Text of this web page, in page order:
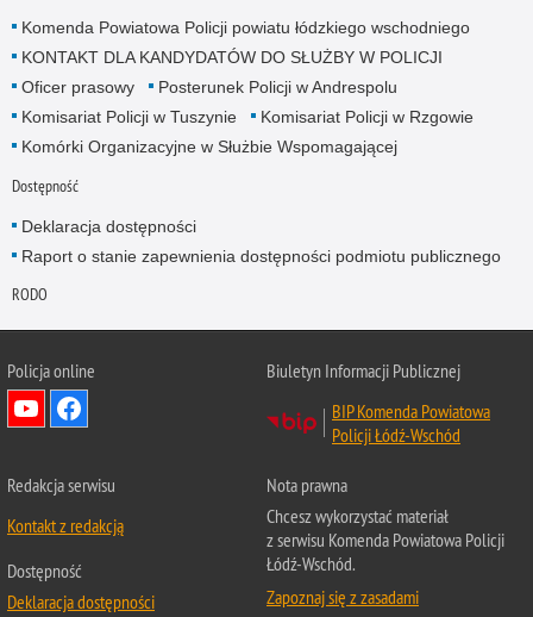
Komenda Powiatowa Policji powiatu łódzkiego wschodniego
KONTAKT DLA KANDYDATÓW DO SŁUŻBY W POLICJI
Oficer prasowy
Posterunek Policji w Andrespolu
Komisariat Policji w Tuszynie
Komisariat Policji w Rzgowie
Komórki Organizacyjne w Służbie Wspomagającej
Dostępność
Deklaracja dostępności
Raport o stanie zapewnienia dostępności podmiotu publicznego
RODO
Policja online
Biuletyn Informacji Publicznej
BIP Komenda Powiatowa
Policji Łódź-Wschód
Redakcja serwisu
Kontakt z redakcją
Dostępność
Deklaracja dostępności
Nota prawna
Chcesz wykorzystać materiał
z serwisu Komenda Powiatowa Policji
Łódź-Wschód.
Zapoznaj się z zasadami